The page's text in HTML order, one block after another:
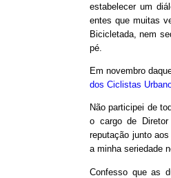
estabelecer um
entes que muitas
Bicicletada, nem
pé.
Em novembro
dos Ciclistas
Não participei de
o cargo de
reputação junto
a minha seriedade
Confesso que as